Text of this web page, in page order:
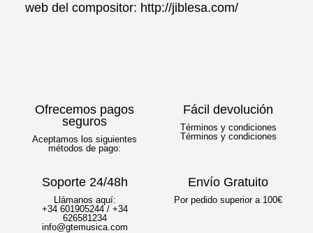
web del compositor: http://jiblesa.com/
Ofrecemos pagos
seguros
Aceptamos los siguientes
métodos de pago:
Fácil devolución
Términos y condiciones
Términos y condiciones
Soporte 24/48h
Llámanos aquí:
+34 601905244 / +34
626581234
info@gtemusica.com
Envío Gratuito
Por pedido superior a 100€